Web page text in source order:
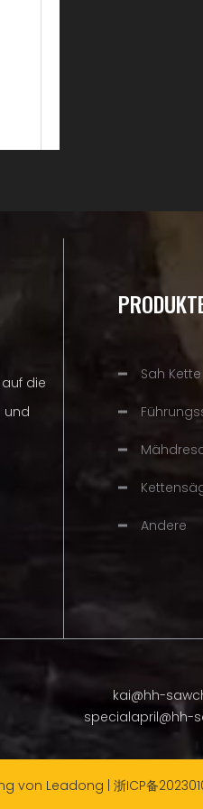
auf die
und
Sah Kette
Andere
kai@hh-
specialapril@hh-
von Leadong 浙ICP备